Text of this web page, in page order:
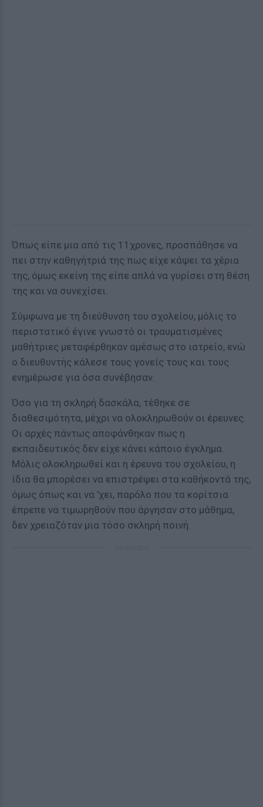
Όπως είπε μια από τις 11χρονες, προσπάθησε να
πει στην καθηγήτριά της πως είχε κάψει τα χέρια
της, όμως εκείνη της είπε απλά να γυρίσει στη θέση
της και να συνεχίσει.
Σύμφωνα με τη διεύθυνση του σχολείου, μόλις το
περιστατικό έγινε γνωστό οι τραυματισμένες
μαθήτριες μεταφέρθηκαν αμέσως στο ιατρείο, ενώ
ο διευθυντής κάλεσε τους γονείς τους και τους
ενημέρωσε για όσα συνέβησαν.
Όσο για τη σκληρή δασκάλα, τέθηκε σε
διαθεσιμότητα, μέχρι να ολοκληρωθούν οι έρευνες.
Οι αρχές πάντως αποφάνθηκαν πως η
εκπαιδευτικός δεν είχε κάνει κάποιο έγκλημα.
Μόλις ολοκληρωθεί και η έρευνα του σχολείου, η
ίδια θα μπορέσει να επιστρέψει στα καθήκοντά της,
όμως όπως και να 'χει, παρόλο που τα κορίτσια
έπρεπε να τιμωρηθούν που άργησαν στο μάθημα,
δεν χρειαζόταν μια τόσο σκληρή ποινή.